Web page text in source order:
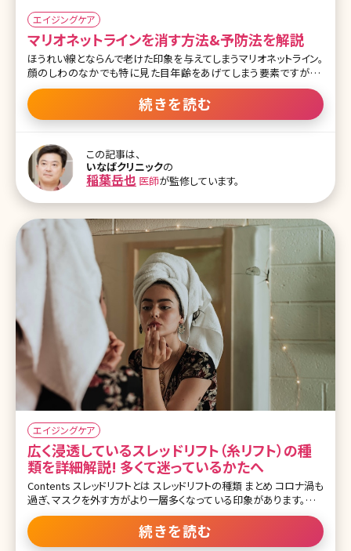
エイジングケア
マリオネットラインを消す方法&予防法を解説
ほうれい線とならんで老けた印象を与えてしまうマリオネットライン。
顔のしわのなかでも特に見た目年齢をあげてしまう要素ですが、こ
のマリオネットラインはなぜできるのでしょうか。ここではマリオネット
ラインができる原因と改善方法について詳しく解説していきます。 目
次 1.老け顔の象徴!マリオネットラインを消すには 1-1.マリオネットラ
インをお手入れで改善する方法 2.マリオネットラインを美容外科・美
容皮膚科で改善させる方法とは 2-1.ボトックス注射 2-2.ビスタシェ
イプ 2-3.エランセ 2-4.PLAリフト 2-5.ウルセラ 3.まとめ 1.老け顔の象
徴!マリオネットラインを消すには 1-1.
続きを読む
この記事は、
いなばクリニックの
稲葉岳也 医師が監修しています。
エイジングケア
広く浸透しているスレッドリフト（糸リフト）の種
類を詳細解説! 多くて迷っているかたへ
Contents スレッドリフトとは スレッドリフトの種類 まとめ コロナ渦も
過ぎ、マスクを外す方がより一層多くなっている印象があります。そう
なると気になるのはシミよりもたるみという方が増えており、シミの
治療中でもたるみの相談を受けることがとても多いです。 たるみ治
療といえば皆さんが思い浮かぶものとしてハイフやスレッドリフト（糸
続きを読む